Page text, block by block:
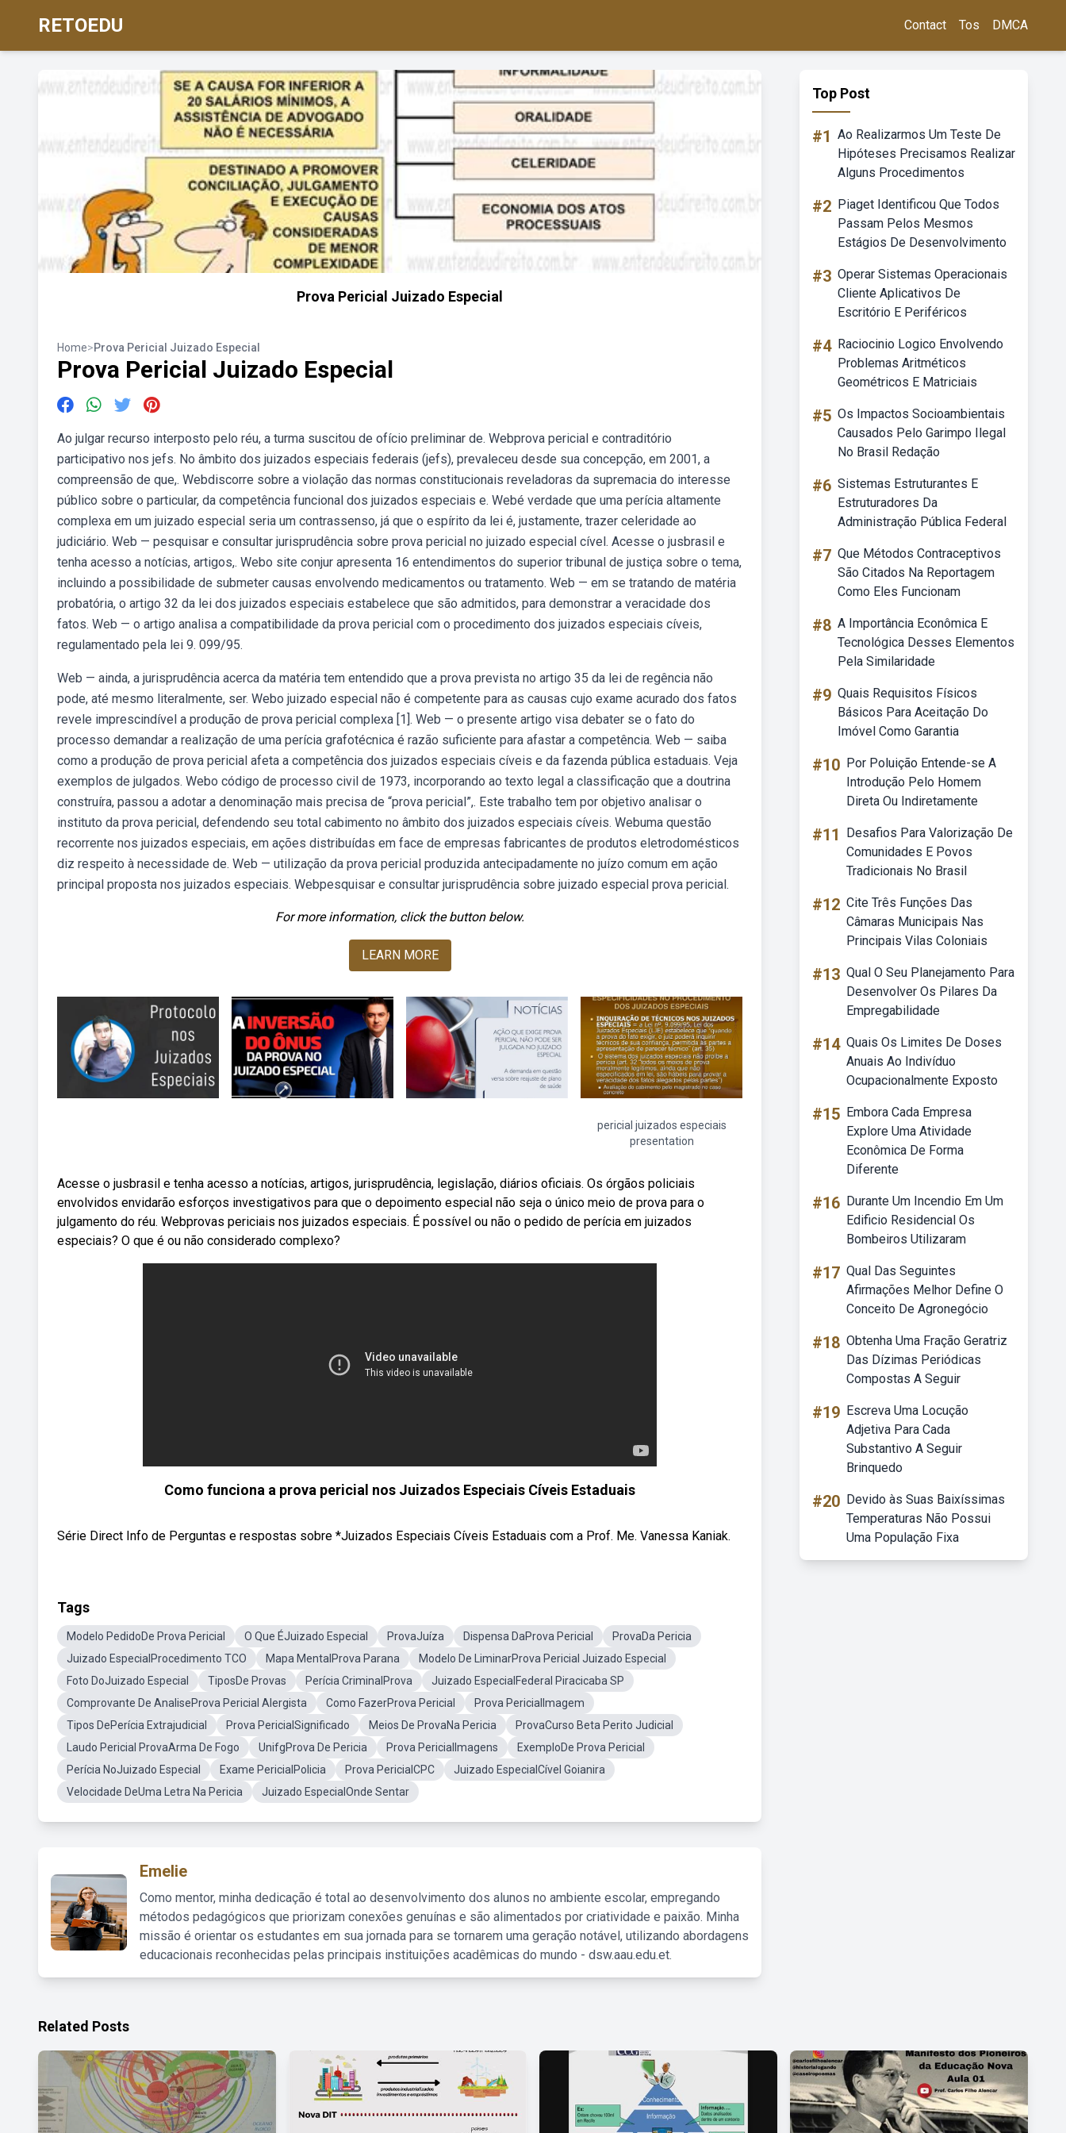
RETOEDU Contact Tos DMCA
Prova Pericial Juizado Especial
Home>Prova Pericial Juizado Especial
Prova Pericial Juizado Especial
Ao julgar recurso interposto pelo réu, a turma suscitou de ofício preliminar de. Webprova pericial e contraditório
participativo nos jefs. No âmbito dos juizados especiais federais (jefs), prevaleceu desde sua concepção, em 2001, a
compreensão de que,. Webdiscorre sobre a violação das normas constitucionais reveladoras da supremacia do interesse
público sobre o particular, da competência funcional dos juizados especiais e. Webé verdade que uma perícia altamente
complexa em um juizado especial seria um contrassenso, já que o espírito da lei é, justamente, trazer celeridade ao
judiciário. Web — pesquisar e consultar jurisprudência sobre prova pericial no juizado especial cível. Acesse o jusbrasil e
tenha acesso a notícias, artigos,. Webo site conjur apresenta 16 entendimentos do superior tribunal de justiça sobre o tema,
incluindo a possibilidade de submeter causas envolvendo medicamentos ou tratamento. Web — em se tratando de matéria
probatória, o artigo 32 da lei dos juizados especiais estabelece que são admitidos, para demonstrar a veracidade dos
fatos. Web — o artigo analisa a compatibilidade da prova pericial com o procedimento dos juizados especiais cíveis,
regulamentado pela lei 9. 099/95.
Web — ainda, a jurisprudência acerca da matéria tem entendido que a prova prevista no artigo 35 da lei de regência não
pode, até mesmo literalmente, ser. Webo juizado especial não é competente para as causas cujo exame acurado dos fatos
revele imprescindível a produção de prova pericial complexa [1]. Web — o presente artigo visa debater se o fato do
processo demandar a realização de uma perícia grafotécnica é razão suficiente para afastar a competência. Web — saiba
como a produção de prova pericial afeta a competência dos juizados especiais cíveis e da fazenda pública estaduais. Veja
exemplos de julgados. Webo código de processo civil de 1973, incorporando ao texto legal a classificação que a doutrina
construíra, passou a adotar a denominação mais precisa de “prova pericial”,. Este trabalho tem por objetivo analisar o
instituto da prova pericial, defendendo seu total cabimento no âmbito dos juizados especiais cíveis. Webuma questão
recorrente nos juizados especiais, em ações distribuídas em face de empresas fabricantes de produtos eletrodomésticos
diz respeito à necessidade de. Web — utilização da prova pericial produzida antecipadamente no juízo comum em ação
principal proposta nos juizados especiais. Webpesquisar e consultar jurisprudência sobre juizado especial prova pericial.
For more information, click the button below.
LEARN MORE
pericial juizados especiais
presentation
Acesse o jusbrasil e tenha acesso a notícias, artigos, jurisprudência, legislação, diários oficiais. Os órgãos policiais
envolvidos envidarão esforços investigativos para que o depoimento especial não seja o único meio de prova para o
julgamento do réu. Webprovas periciais nos juizados especiais. É possível ou não o pedido de perícia em juizados
especiais? O que é ou não considerado complexo?
Como funciona a prova pericial nos Juizados Especiais Cíveis Estaduais
Série Direct Info de Perguntas e respostas sobre *Juizados Especiais Cíveis Estaduais com a Prof. Me. Vanessa Kaniak.
Tags
Modelo PedidoDe Prova Pericial O Que ÉJuizado Especial ProvaJuíza Dispensa DaProva Pericial
ProvaDa Pericia
Juizado EspecialProcedimento TCO
Mapa MentalProva Parana
Modelo De LiminarProva Pericial Juizado Especial
Foto DoJuizado Especial
TiposDe Provas Perícia CriminalProva
Juizado EspecialFederal Piracicaba SP
Comprovante De AnaliseProva Pericial Alergista
Como FazerProva Pericial
Prova PericialImagem
Tipos DePerícia Extrajudicial
Prova PericialSignificado Meios De ProvaNa Pericia
ProvaCurso Beta Perito Judicial
Laudo Pericial ProvaArma De Fogo
UnifgProva De Pericia Prova PericialImagens
ExemploDe Prova Pericial
Perícia NoJuizado Especial
Exame PericialPolicia Prova PericialCPC
Juizado EspecialCível Goianira
Velocidade DeUma Letra Na Pericia
Juizado EspecialOnde Sentar
Emelie
Como mentor, minha dedicação é total ao desenvolvimento dos alunos no ambiente escolar, empregando
métodos pedagógicos que priorizam conexões genuínas e são alimentados por criatividade e paixão. Minha
missão é orientar os estudantes em sua jornada para se tornarem uma geração notável, utilizando abordagens
educacionais reconhecidas pelas principais instituições acadêmicas do mundo - dsw.aau.edu.et.
Top Post
#1 Ao Realizarmos Um Teste De
Hipóteses Precisamos Realizar
Alguns Procedimentos
#2 Piaget Identificou Que Todos
Passam Pelos Mesmos
Estágios De Desenvolvimento
#3 Operar Sistemas Operacionais
Cliente Aplicativos De
Escritório E Periféricos
#4 Raciocinio Logico Envolvendo
Problemas Aritméticos
Geométricos E Matriciais
#5 Os Impactos Socioambientais
Causados Pelo Garimpo Ilegal
No Brasil Redação
#6 Sistemas Estruturantes E
Estruturadores Da
Administração Pública Federal
#7 Que Métodos Contraceptivos
São Citados Na Reportagem
Como Eles Funcionam
#8 A Importância Econômica E
Tecnológica Desses Elementos
Pela Similaridade
#9 Quais Requisitos Físicos
Básicos Para Aceitação Do
Imóvel Como Garantia
#10 Por Poluição Entende-se A
Introdução Pelo Homem
Direta Ou Indiretamente
#11
Desafios Para Valorização De
Comunidades E Povos
Tradicionais No Brasil
#12 Cite Três Funções Das
Câmaras Municipais Nas
Principais Vilas Coloniais
#13 Qual O Seu Planejamento Para
Desenvolver Os Pilares Da
Empregabilidade
#14 Quais Os Limites De Doses
Anuais Ao Indivíduo
Ocupacionalmente Exposto
#15 Embora Cada Empresa
Explore Uma Atividade
Econômica De Forma
Diferente
#16 Durante Um Incendio Em Um
Edificio Residencial Os
Bombeiros Utilizaram
#17 Qual Das Seguintes
Afirmações Melhor Define O
Conceito De Agronegócio
#18 Obtenha Uma Fração Geratriz
Das Dízimas Periódicas
Compostas A Seguir
#19 Escreva Uma Locução
Adjetiva Para Cada
Substantivo A Seguir
Brinquedo
#20 Devido às Suas Baixíssimas
Temperaturas Não Possui
Uma População Fixa
Related Posts